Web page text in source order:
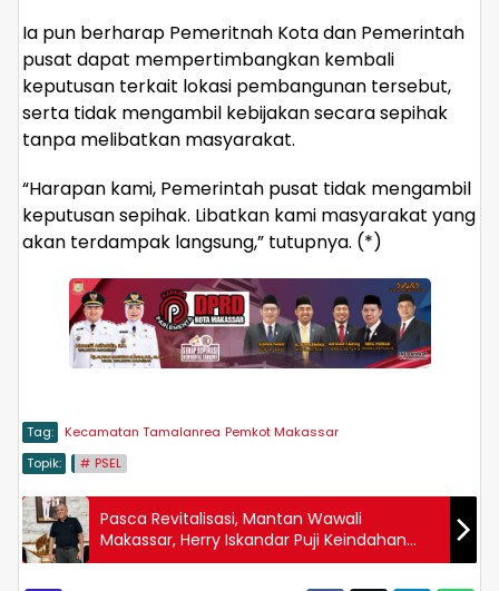
Ia pun berharap Pemeritnah Kota dan Pemerintah
pusat dapat mempertimbangkan kembali
keputusan terkait lokasi pembangunan tersebut,
serta tidak mengambil kebijakan secara sepihak
tanpa melibatkan masyarakat.
“Harapan kami, Pemerintah pusat tidak mengambil
keputusan sepihak. Libatkan kami masyarakat yang
akan terdampak langsung,” tutupnya. (*)
Tag: Kecamatan Tamalanrea Pemkot Makassar
Topik:
PSEL
Pasca Revitalisasi, Mantan Wawali
Makassar, Herry Iskandar Puji Keindahan
Pasanggrahan Tanete